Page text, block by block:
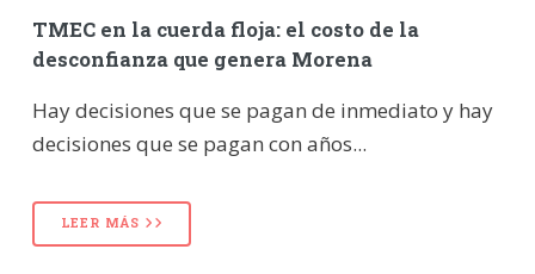
TMEC en la cuerda floja: el costo de la
desconfianza que genera Morena
Hay decisiones que se pagan de inmediato y hay
decisiones que se pagan con años...
LEER MÁS